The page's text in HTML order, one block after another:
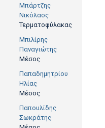
Μπάρτζης
Νικόλαος
Τερματοφύλακας
Μπιλίρης
Παναγιώτης
Μέσος
Παπαδημητρίου
Ηλίας
Μέσος
Παπουλίδης
Σωκράτης